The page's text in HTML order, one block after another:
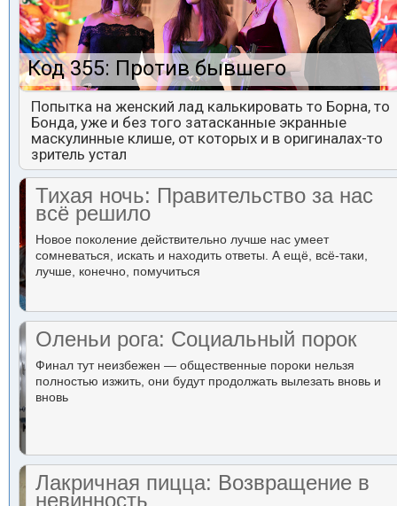
Код 355: Против бывшего
Попытка на женский лад калькировать то Борна, то
Бонда, уже и без того затасканные экранные
маскулинные клише, от которых и в оригиналах-то
зритель устал
Тихая ночь: Правительство за нас
всё решило
Новое поколение действительно лучше нас умеет
сомневаться, искать и находить ответы. А ещё, всё-таки,
лучше, конечно, помучиться
Оленьи рога: Социальный порок
Финал тут неизбежен — общественные пороки нельзя
полностью изжить, они будут продолжать вылезать вновь и
вновь
Лакричная пицца: Возвращение в
невинность